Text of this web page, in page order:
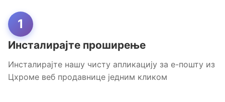
1
Инсталирајте проширење
Инсталирајте нашу чисту апликацију за е-пошту из
Цхроме веб продавнице једним кликом